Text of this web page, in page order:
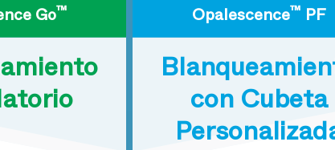
Go™ Opalescence™ PF
con Cubeta